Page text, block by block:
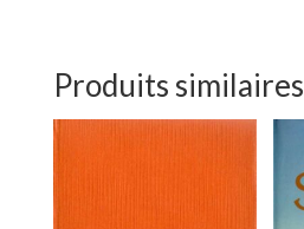
Produits similaires